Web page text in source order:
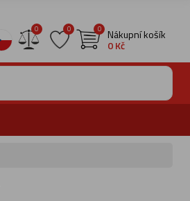
0 0 Nákupní košík
0 Kč
0